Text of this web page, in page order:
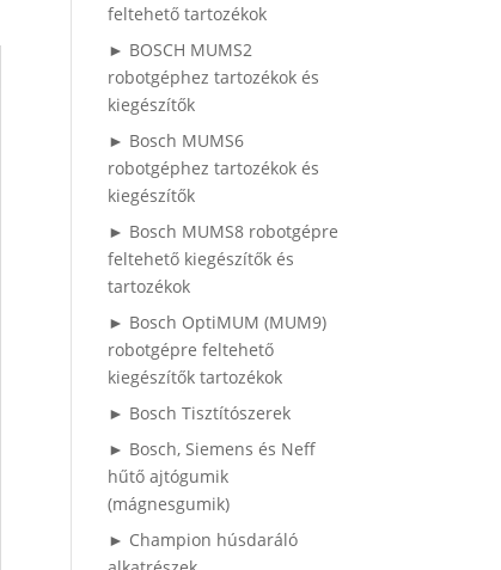
feltehető tartozékok
► BOSCH MUMS2
robotgéphez tartozékok és
kiegészítők
► Bosch MUMS6
robotgéphez tartozékok és
kiegészítők
► Bosch MUMS8 robotgépre
feltehető kiegészítők és
tartozékok
► Bosch OptiMUM (MUM9)
robotgépre feltehető
kiegészítők tartozékok
► Bosch Tisztítószerek
► Bosch, Siemens és Neff
hűtő ajtógumik
(mágnesgumik)
► Champion húsdaráló